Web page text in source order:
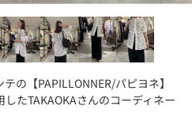
の【PAPILLONNER/パピヨネ】
たTAKAOKAさんのコーディネー